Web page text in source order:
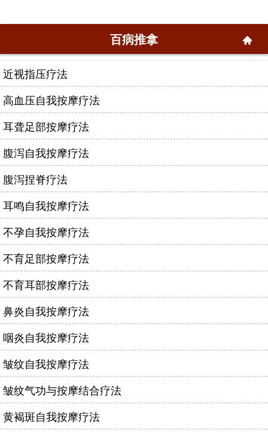
百病推拿
近视指压疗法
高血压自我按摩疗法
耳聋足部按摩疗法
腹泻自我按摩疗法
腹泻捏脊疗法
耳鸣自我按摩疗法
不孕自我按摩疗法
不育足部按摩疗法
不育耳部按摩疗法
鼻炎自我按摩疗法
咽炎自我按摩疗法
皱纹自我按摩疗法
皱纹气功与按摩结合疗法
黄褐斑自我按摩疗法